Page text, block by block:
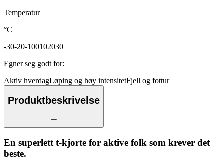
Temperatur
°C
-30-20-100102030
Egner seg godt for:
Aktiv hverdagLøping og høy intensitetFjell og fottur
Produktbeskrivelse
En superlett t-kjorte for aktive folk som krever det
beste.